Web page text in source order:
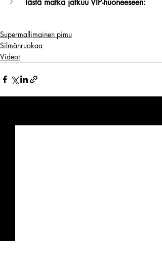
Tästä matka jatkuu VIP-huoneeseen:
Supermallimainen pimu
Silmänruokaa
Videot